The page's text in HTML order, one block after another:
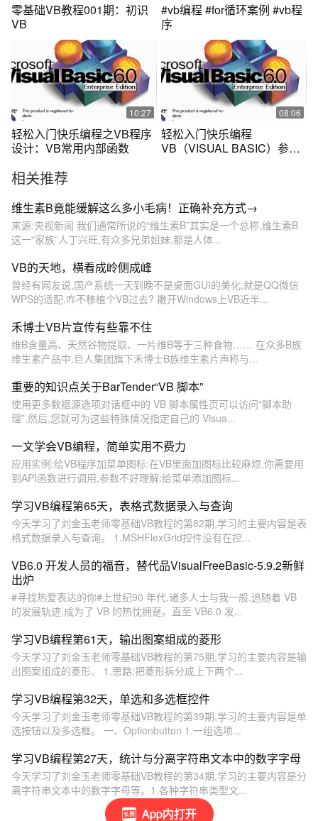
App内打开
零基础VB教程001期：初识
VB
#vb编程 #for循环案例 #vb程
序
10:27
轻松入门快乐编程之VB程序
设计：VB常用内部函数
08:06
轻松入门快乐编程
VB（VISUAL BASIC）参数
相关推荐
维生素B竟能缓解这么多小毛病！正确补充方式→
来源:央视新闻 我们通常所说的“维生素B”其实是一个总称,维生素B
这一“家族”人丁兴旺,有众多兄弟姐妹,都是人体...
VB的天地，横看成岭侧成峰
曾经有网友说,国产系统一天到晚不是桌面GUI的美化,就是QQ微信
WPS的适配,咋不移植个VB过去? 撇开Windows上VB近半...
禾博士VB片宣传有些靠不住
维B含量高、天然谷物提取、一片维B等于三种食物…… 在众多B族
维生素产品中,巨人集团旗下禾博士B族维生素片声称与...
重要的知识点关于BarTender“VB 脚本”
使用更多数据源选项对话框中的 VB 脚本属性页可以访问“脚本助
理”,然后,您就可为这些特殊情况指定自己的 Visua...
一文学会VB编程，简单实用不费力
应用实例:给VB程序加菜单图标:在VB里面加图标比较麻烦,你需要用
到API函数进行调用,参数不好理解:给菜单添加图标...
学习VB编程第65天，表格式数据录入与查询
今天学习了刘金玉老师零基础VB教程的第82期,学习的主要内容是表
格式数据录入与查询。 1.MSHFlexGrid控件没有在控...
VB6.0 开发人员的福音，替代品VisualFreeBasic-5.9.2新鲜
出炉
#寻找热爱表达的你#上世纪90 年代,诸多人士与我一般,追随着 VB
的发展轨迹,成为了 VB 的热忱拥趸。直至 VB6.0 发...
学习VB编程第61天，输出图案组成的菱形
今天学习了刘金玉老师零基础VB教程的第75期,学习的主要内容是输
出图案组成的菱形。 1.思路:把菱形拆分成上下两个...
学习VB编程第32天，单选和多选框控件
今天学习了刘金玉老师零基础VB教程的第39期,学习的主要内容是单
选按钮以及多选框。 一、Optionbutton 1.一组选项...
学习VB编程第27天，统计与分离字符串文本中的数字字母
今天学习了刘金玉老师零基础VB教程的第34期,学习的主要内容是分
离字符串文本中的数字字母等。1.各种字符串类型文...